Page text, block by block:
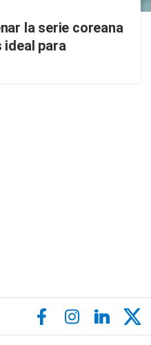
la serie coreana
ideal para